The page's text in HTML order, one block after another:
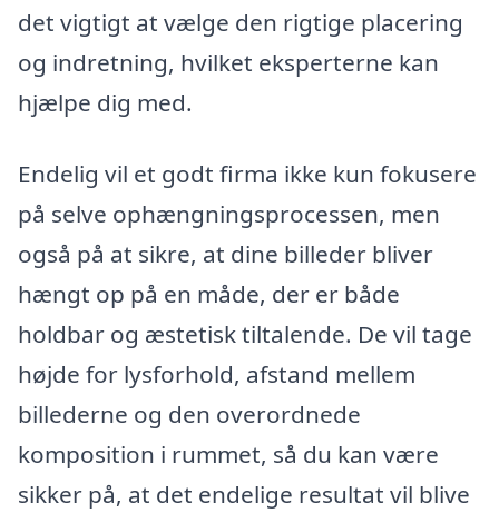
det vigtigt at vælge den rigtige placering
og indretning, hvilket eksperterne kan
hjælpe dig med.
Endelig vil et godt firma ikke kun fokusere
på selve ophængningsprocessen, men
også på at sikre, at dine billeder bliver
hængt op på en måde, der er både
holdbar og æstetisk tiltalende. De vil tage
højde for lysforhold, afstand mellem
billederne og den overordnede
komposition i rummet, så du kan være
sikker på, at det endelige resultat vil blive